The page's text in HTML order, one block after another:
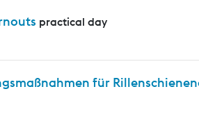
practical day
für